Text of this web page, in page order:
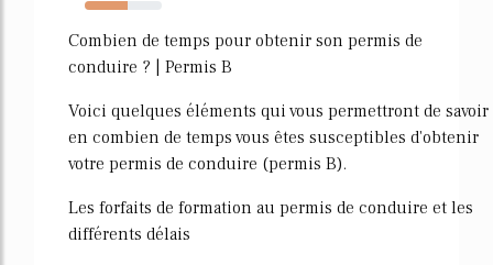
56%
Combien de temps pour obtenir son permis de
conduire ? | Permis B
Voici quelques éléments qui vous permettront de savoir
en combien de temps vous êtes susceptibles d'obtenir
votre permis de conduire (permis B).
Les forfaits de formation au permis de conduire et les
différents délais